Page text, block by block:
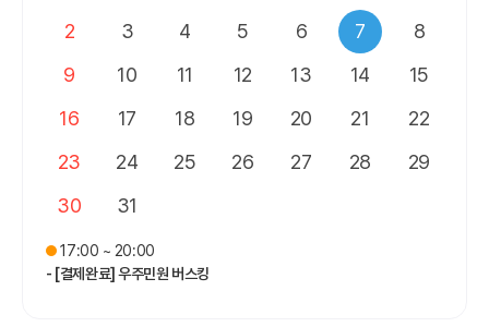
2
3 4 5 6 7
8
9
10 11 12 13 14
15
16
17 18 19 20 21
22
23
24 25 26 27 28
29
30
31
17:00 ~ 20:00
- [결제완료] 우주민원 버스킹